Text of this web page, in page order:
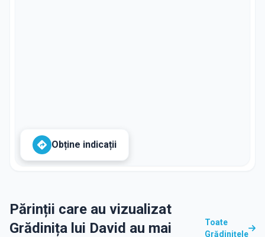
Obține indicații
Părinții care au vizualizat
Grădinița lui David au mai
Toate
Grădinițele